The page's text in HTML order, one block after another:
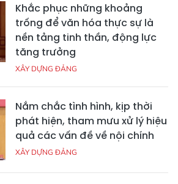
Khắc phục những khoảng
trống để văn hóa thực sự là
nền tảng tinh thần, động lực
tăng trưởng
XÂY DỰNG ĐẢNG
Nắm chắc tình hình, kịp thời
phát hiện, tham mưu xử lý hiệu
quả các vấn đề về nội chính
XÂY DỰNG ĐẢNG